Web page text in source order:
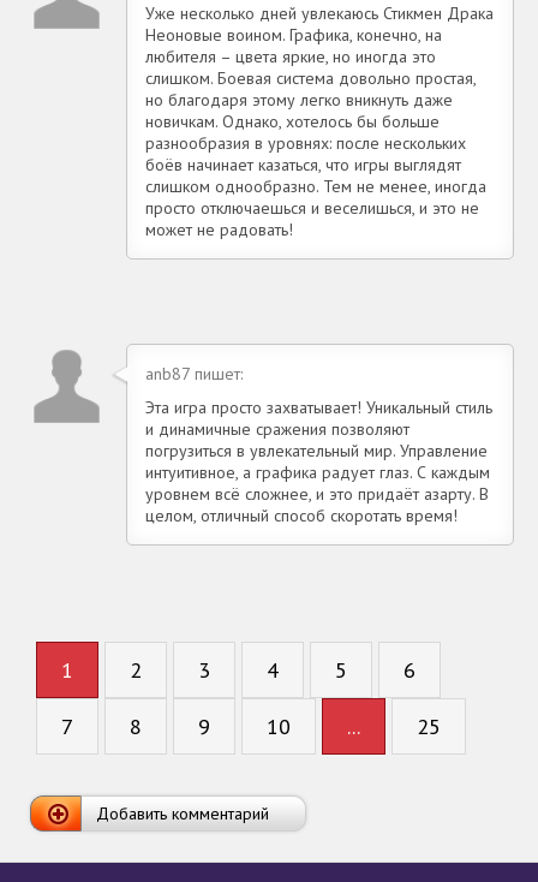
Уже несколько дней увлекаюсь Стикмен Драка
Неоновые воином. Графика, конечно, на
любителя – цвета яркие, но иногда это
слишком. Боевая система довольно простая,
но благодаря этому легко вникнуть даже
новичкам. Однако, хотелось бы больше
разнообразия в уровнях: после нескольких
боёв начинает казаться, что игры выглядят
слишком однообразно. Тем не менее, иногда
просто отключаешься и веселишься, и это не
может не радовать!
anb87 пишет:
Эта игра просто захватывает! Уникальный стиль
и динамичные сражения позволяют
погрузиться в увлекательный мир. Управление
интуитивное, а графика радует глаз. С каждым
уровнем всё сложнее, и это придаёт азарту. В
целом, отличный способ скоротать время!
1 2 3 4 5 6
7 8 9 10 ... 25
Добавить комментарий